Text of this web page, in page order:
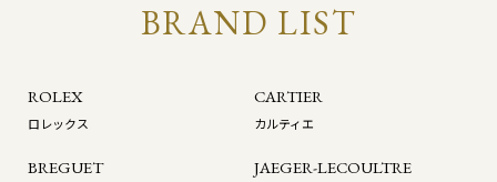
BRAND LIST
ROLEX
ロレックス
CARTIER
カルティエ
BREGUET JAEGER-LECOULTRE